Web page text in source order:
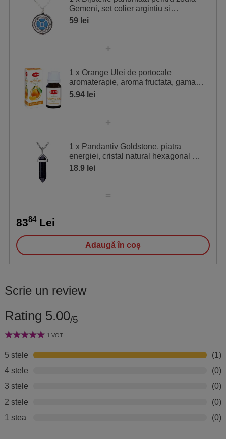
Gemeni, set colier argintiu si
pandantiv aromaterapie cu 4 discuri
59 lei
1 x Orange Ulei de portocale
aromaterapie, aroma fructata, gama
profesionala HEM aroma oil 10 ml
5.94 lei
1 x Pandantiv Goldstone, piatra
energiei, cristal natural hexagonal 34
mm dublu vârf albastru închis
18.9 lei
8384Lei
Adaugă în coș
Scrie un review
Rating 5.00/5
1 VOT
5 stele
(1)
4 stele
(0)
3 stele
(0)
2 stele
(0)
1 stea
(0)